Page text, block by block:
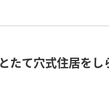
たて穴式住居を